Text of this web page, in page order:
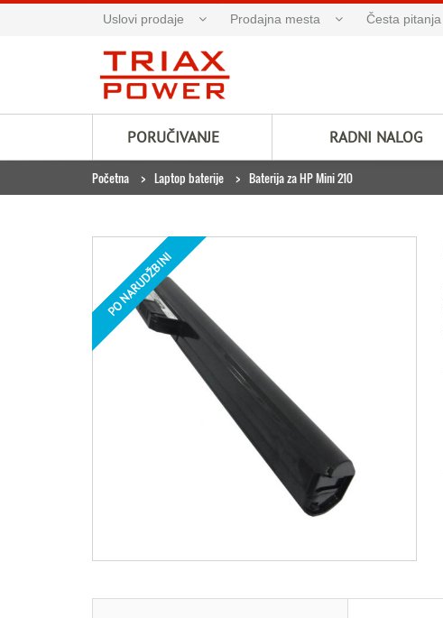
Uslovi prodaje Prodajna mesta Česta pitanja
PORUČIVANJE RADNI NALOG
Početna Laptop baterije Baterija za HP Mini 210
PO NARUDŽBINI